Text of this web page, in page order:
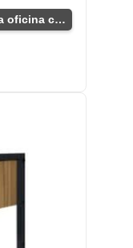
Escritorio con estantería para oficina compacta